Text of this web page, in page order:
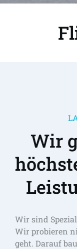
Wir
Wir sind
Wir probieren
geht. Darauf